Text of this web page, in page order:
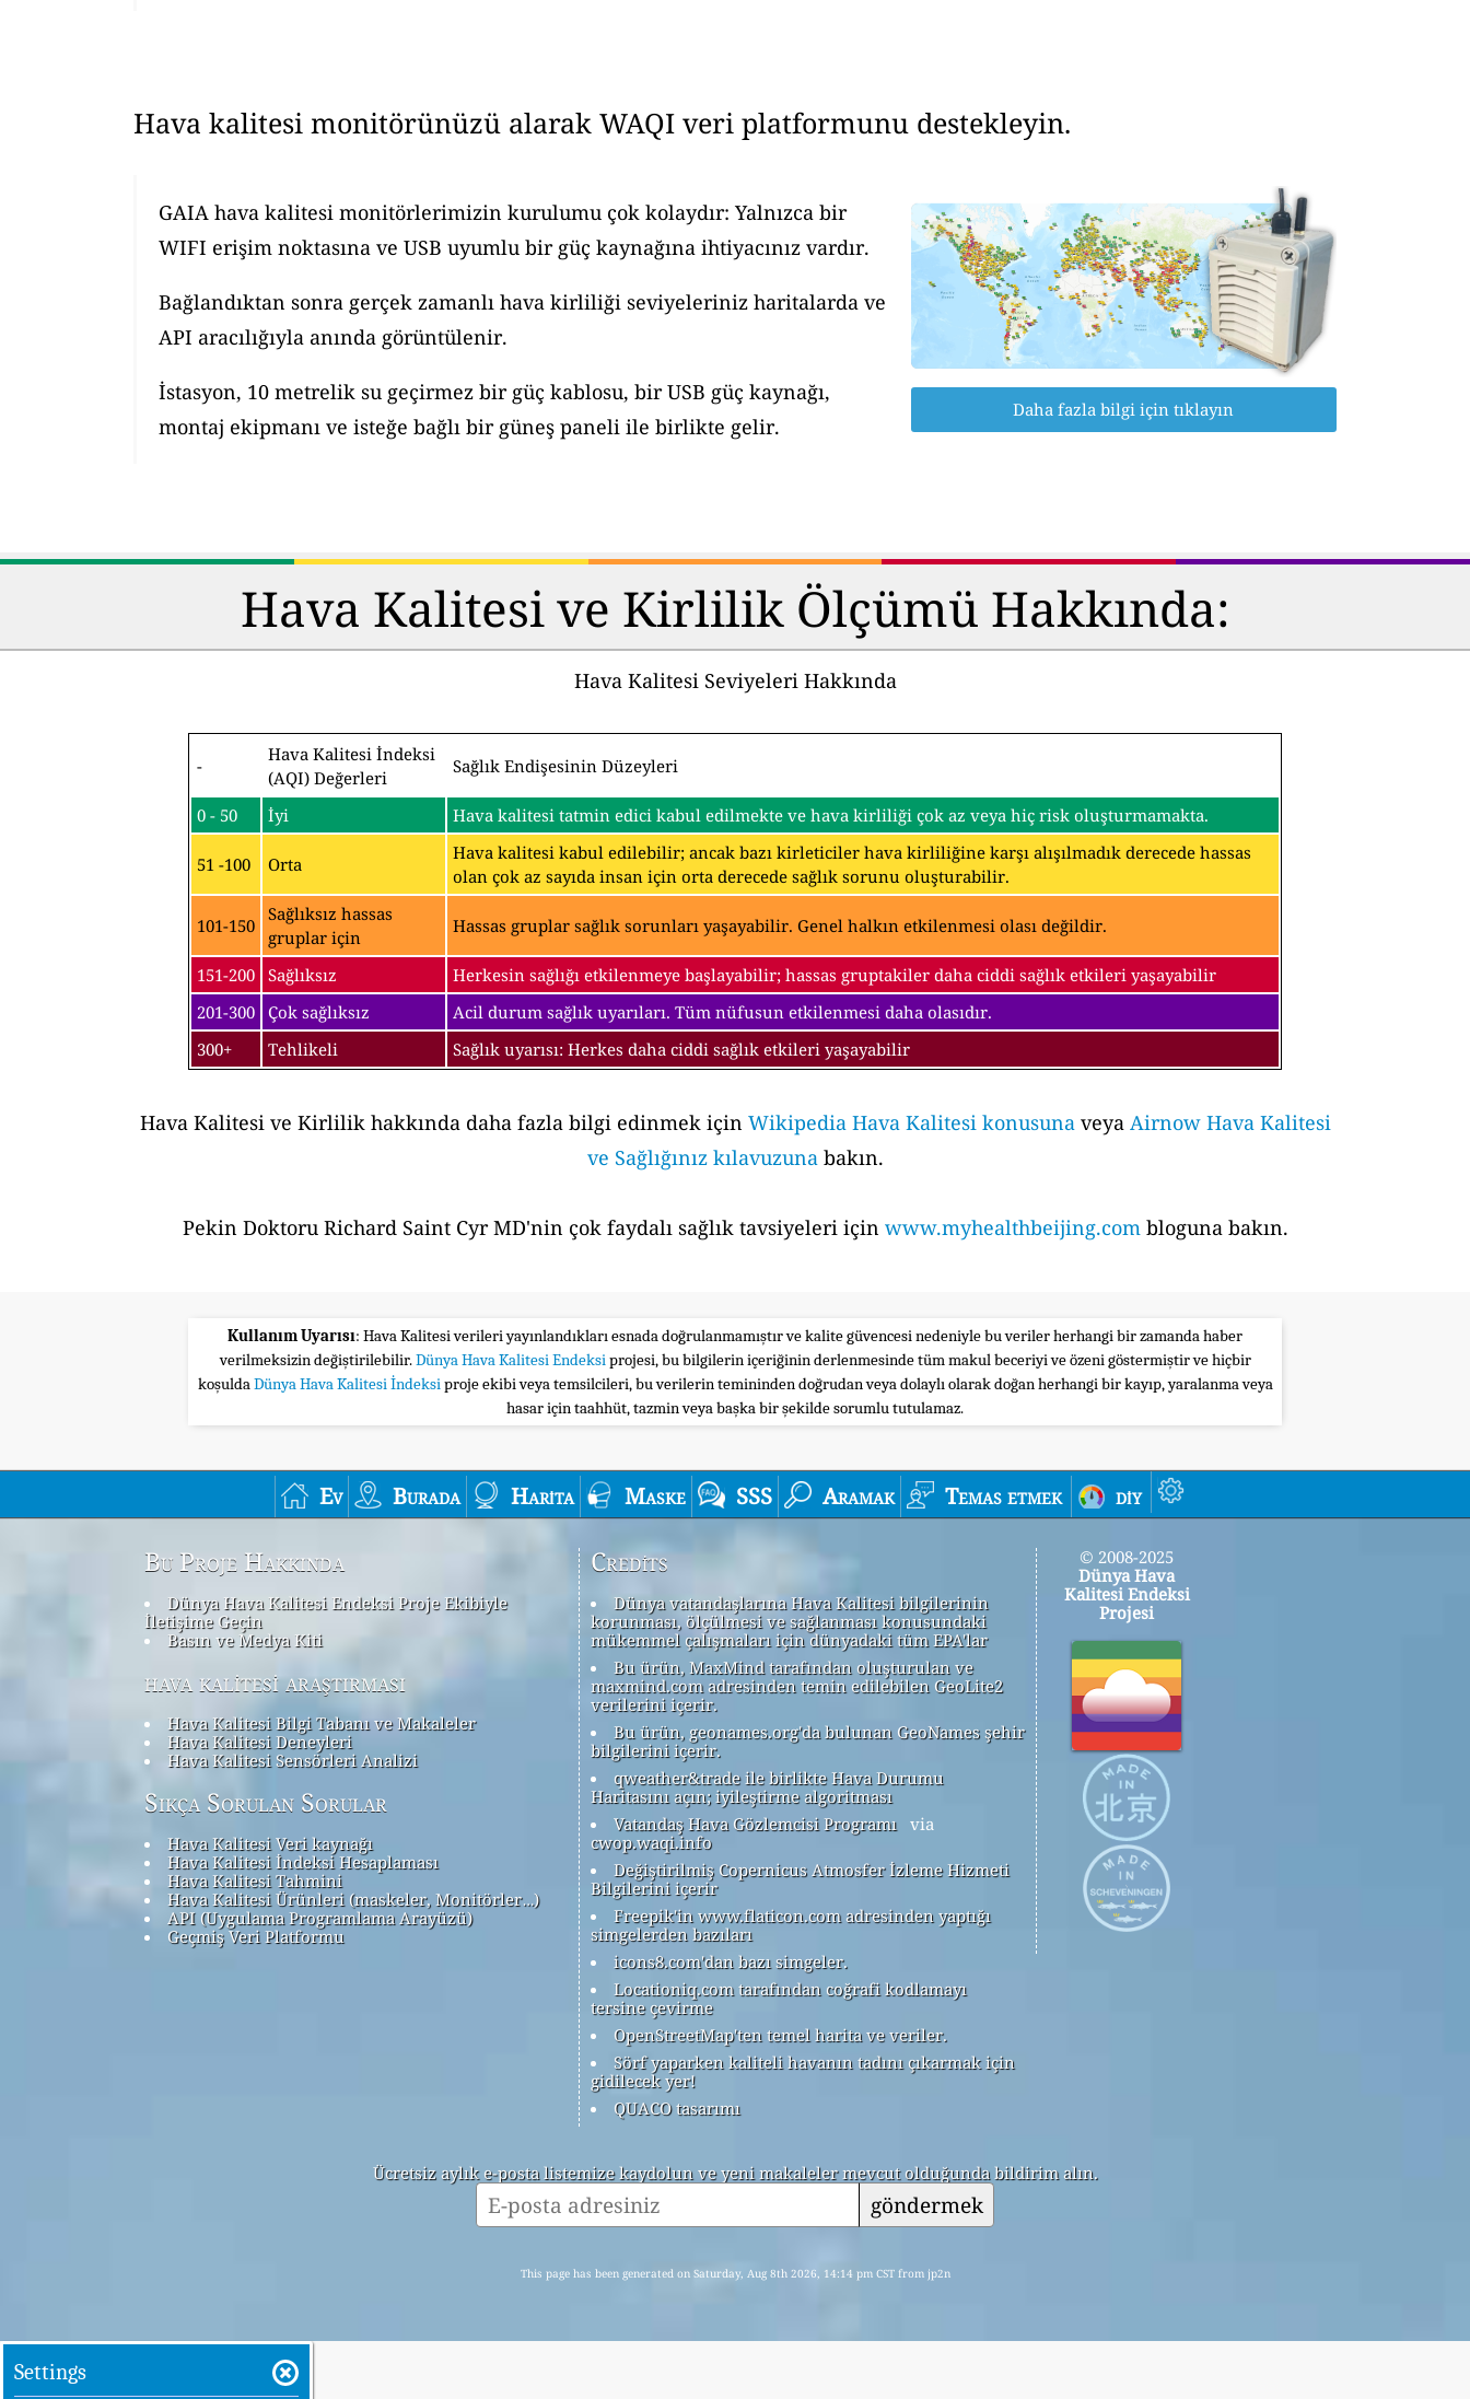
Hava kalitesi monitörünüzü alarak WAQI veri platformunu destekleyin.
GAIA hava kalitesi monitörlerimizin kurulumu çok kolaydır: Yalnızca bir
WIFI erişim noktasına ve USB uyumlu bir güç kaynağına ihtiyacınız vardır.
Bağlandıktan sonra gerçek zamanlı hava kirliliği seviyeleriniz haritalarda ve
API aracılığıyla anında görüntülenir.
İstasyon, 10 metrelik su geçirmez bir güç kablosu, bir USB güç kaynağı,
montaj ekipmanı ve isteğe bağlı bir güneş paneli ile birlikte gelir.
Daha fazla bilgi için tıklayın
Hava Kalitesi ve Kirlilik Ölçümü Hakkında:
Hava Kalitesi Seviyeleri Hakkında
-
Hava Kalitesi İndeksi
(AQI) Değerleri
Sağlık Endişesinin Düzeyleri
0 - 50 İyi Hava kalitesi tatmin edici kabul edilmekte ve hava kirliliği çok az veya hiç risk oluşturmamakta.
51 -100 Orta
Hava kalitesi kabul edilebilir; ancak bazı kirleticiler hava kirliliğine karşı alışılmadık derecede hassas
olan çok az sayıda insan için orta derecede sağlık sorunu oluşturabilir.
101-150
Sağlıksız hassas
gruplar için
Hassas gruplar sağlık sorunları yaşayabilir. Genel halkın etkilenmesi olası değildir.
151-200 Sağlıksız
Herkesin sağlığı etkilenmeye başlayabilir; hassas gruptakiler daha ciddi sağlık etkileri yaşayabilir
201-300 Çok sağlıksız
Acil durum sağlık uyarıları. Tüm nüfusun etkilenmesi daha olasıdır.
300+
Tehlikeli Sağlık uyarısı: Herkes daha ciddi sağlık etkileri yaşayabilir
Hava Kalitesi ve Kirlilik hakkında daha fazla bilgi edinmek için Wikipedia Hava Kalitesi konusunaveya Airnow Hava Kalitesi
ve Sağlığınız kılavuzunabakın.
Pekin Doktoru Richard Saint Cyr MD'nin çok faydalı sağlık tavsiyeleri için www.myhealthbeijing.combloguna bakın.
Kullanım Uyarısı: Hava Kalitesi verileri yayınlandıkları esnada doğrulanmamıştır ve kalite güvencesi nedeniyle bu veriler herhangi bir zamanda haber
verilmeksizin değiştirilebilir.Dünya Hava Kalitesi Endeksiprojesi, bu bilgilerin içeriğinin derlenmesinde tüm makul beceriyi ve özeni göstermiştir ve hiçbir
koşuldaDünya Hava Kalitesi İndeksiproje ekibi veya temsilcileri, bu verilerin temininden doğrudan veya dolaylı olarak doğan herhangi bir kayıp, yaralanma veya
hasar için taahhüt, tazmin veya başka bir şekilde sorumlu tutulamaz.
Ev Burada Harita Maske SSS Aramak Temas etmek diy
Bu Proje Hakkında
Dünya Hava Kalitesi Endeksi Proje Ekibiyle
İletişime Geçin
Basın ve Medya Kiti
hava kalitesi araştırması
Hava Kalitesi Bilgi Tabanı ve Makaleler
Hava Kalitesi Deneyleri
Hava Kalitesi Sensörleri Analizi
Sıkça Sorulan Sorular
Hava Kalitesi Veri kaynağı
Hava Kalitesi İndeksi Hesaplaması
Hava Kalitesi Tahmini
Hava Kalitesi Ürünleri (maskeler, Monitörler…)
API (Uygulama Programlama Arayüzü)
Geçmiş Veri Platformu
Credits
Dünya vatandaşlarına Hava Kalitesi bilgilerinin
korunması, ölçülmesi ve sağlanması konusundaki
mükemmel çalışmaları için dünyadaki tüm EPA'lar
Bu ürün, MaxMind tarafından oluşturulan ve
maxmind.com adresinden temin edilebilen GeoLite2
verilerini içerir.
Bu ürün, geonames.org'da bulunan GeoNames şehir
bilgilerini içerir.
qweather&trade ile birlikte Hava Durumu
Haritasını açın; iyileştirme algoritması
Vatandaş Hava Gözlemcisi Programı via
cwop.waqi.info
Değiştirilmiş Copernicus Atmosfer İzleme Hizmeti
Bilgilerini içerir
Freepik'in www.flaticon.com adresinden yaptığı
simgelerden bazıları
icons8.com'dan bazı simgeler.
Locationiq.com tarafından coğrafi kodlamayı
tersine çevirme
OpenStreetMap'ten temel harita ve veriler.
Sörf yaparken kaliteli havanın tadını çıkarmak için
gidilecek yer!
QUACO tasarımı
© 2008-2025
Dünya Hava
Kalitesi Endeksi
Projesi
Ücretsiz aylık e-posta listemize kaydolun ve yeni makaleler mevcut olduğunda bildirim alın.
göndermek
This page has been generated on Saturday, Aug 8th 2026, 14:14 pm CST from jp2n
Settings